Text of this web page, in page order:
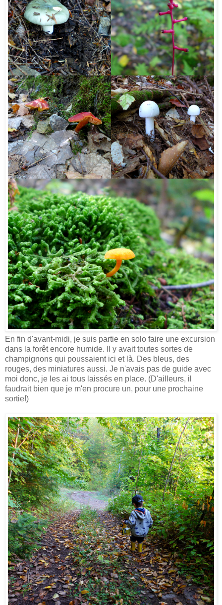
En fin d'avant-midi, je suis partie en solo faire une excursion
dans la forêt encore humide. Il y avait toutes sortes de
champignons qui poussaient ici et là. Des bleus, des
rouges, des miniatures aussi. Je n'avais pas de guide avec
moi donc, je les ai tous laissés en place. (D'ailleurs, il
faudrait bien que je m'en procure un, pour une prochaine
sortie!)